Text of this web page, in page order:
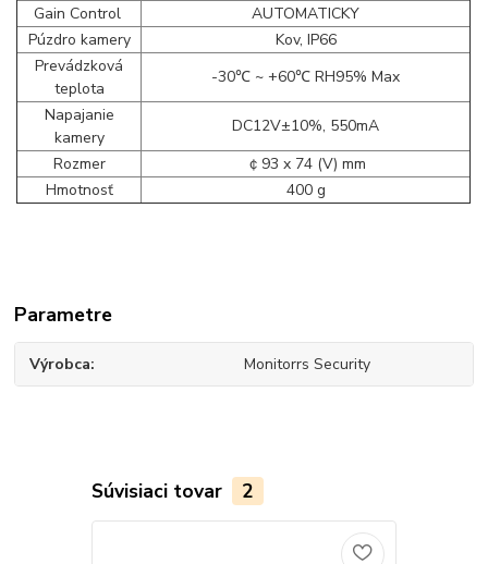
Gain Control
AUTOMATICKY
Púzdro kamery
Kov, IP66
Prevádzková
teplota
-30℃ ~ +60℃ RH95% Max
Napajanie
kamery
DC12V±10%, 550mA
Rozmer
￠93 x 74 (V) mm
Hmotnosť
400 g
Parametre
Výrobca Monitorrs Security
Súvisiaci tovar 2